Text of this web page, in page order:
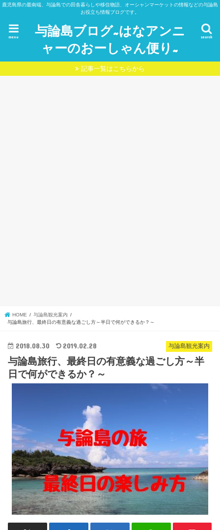
鹿児島県の最南端、与論島での田舎暮らしや移住物語、オーシャンマーケットの情報などの与論島
お役立ち情報ブログです。
与論島ブログ~はなアンニ
ャーのおーしゃん便り~
search
menu
記事一覧はこちらから
HOME
与論島観光案内
与論島旅行、最終日の有意義な過ごし方～半日で何ができるか？～
与論島観光案内
2018.08.30 2019.02.28
与論島旅行、最終日の有意義な過ごし方～半
日で何ができるか？～